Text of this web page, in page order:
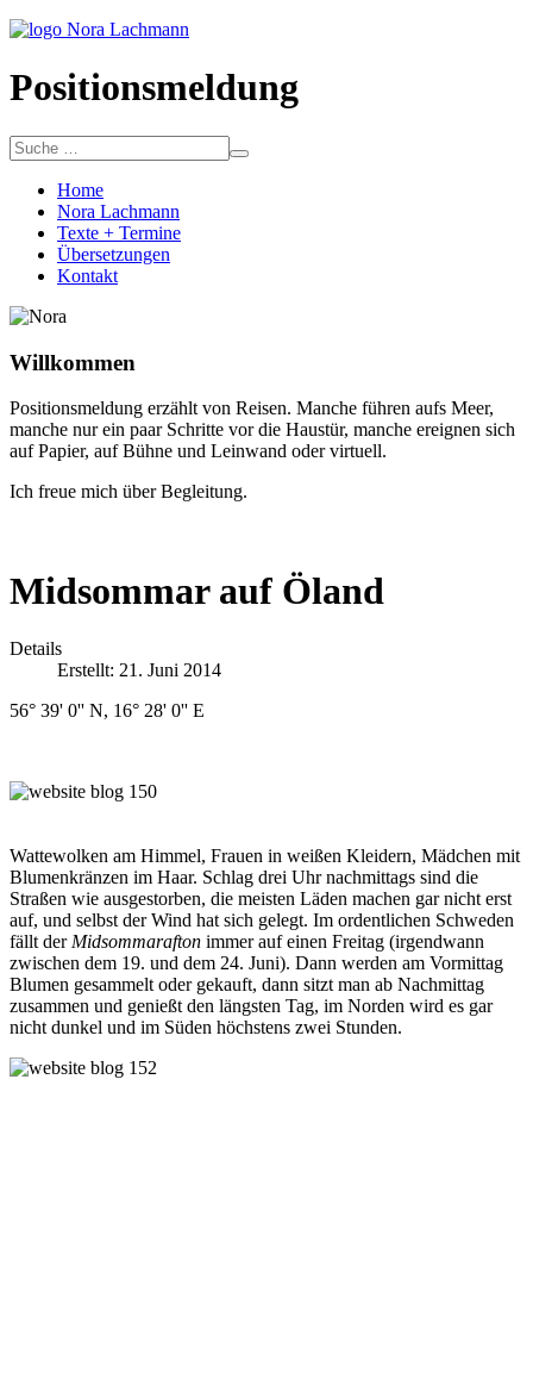
Positionsmeldung
Home
Nora Lachmann
Texte + Termine
Übersetzungen
Kontakt
Willkommen
Positionsmeldung erzählt von Reisen. Manche führen aufs Meer,
manche nur ein paar Schritte vor die Haustür, manche ereignen sich
auf Papier, auf Bühne und Leinwand oder virtuell.
Ich freue mich über Begleitung.
Midsommar auf Öland
Details
Erstellt: 21. Juni 2014
56° 39' 0'' N, 16° 28' 0'' E
Wattewolken am Himmel, Frauen in weißen Kleidern, Mädchen mit
Blumenkränzen im Haar. Schlag drei Uhr nachmittags sind die
Straßen wie ausgestorben, die meisten Läden machen gar nicht erst
auf, und selbst der Wind hat sich gelegt. Im ordentlichen Schweden
fällt der Midsommarafton immer auf einen Freitag (irgendwann
zwischen dem 19. und dem 24. Juni). Dann werden am Vormittag
Blumen gesammelt oder gekauft, dann sitzt man ab Nachmittag
zusammen und genießt den längsten Tag, im Norden wird es gar
nicht dunkel und im Süden höchstens zwei Stunden.